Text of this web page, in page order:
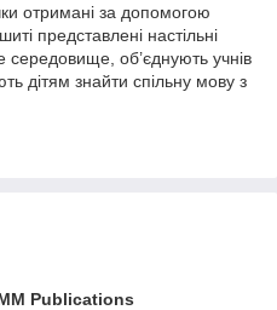
отримані за допомогою
представлені настільні
середовище, об’єднують учнів
дітям знайти спільну мову з
Publications